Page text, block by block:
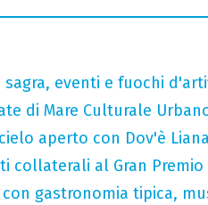
sagra, eventi e fuochi
di Mare Culturale
aperto con Dov'è
collaterali al Gran Premio
gastronomia tipica,